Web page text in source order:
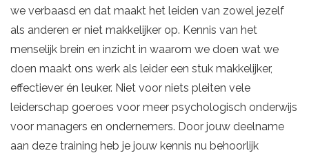
we verbaasd en dat maakt het leiden van zowel jezelf
als anderen er niet makkelijker op. Kennis van het
menselijk brein en inzicht in waarom we doen wat we
doen maakt ons werk als leider een stuk makkelijker,
effectiever én leuker. Niet voor niets pleiten vele
leiderschap goeroes voor meer psychologisch onderwijs
voor managers en ondernemers. Door jouw deelname
aan deze training heb je jouw kennis nu behoorlijk